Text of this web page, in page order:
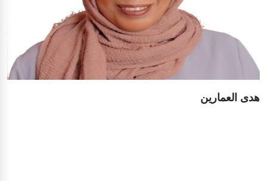
هدى العمارين